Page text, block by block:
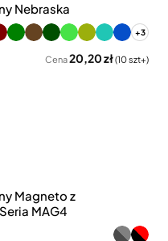
Nebraska
+3
Cena20,20 zł(10 szt+)
Magneto z
MAG4